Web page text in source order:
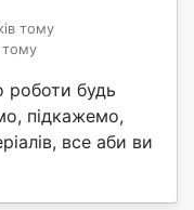
тому
тому
роботи будь
підкажемо,
все аби ви